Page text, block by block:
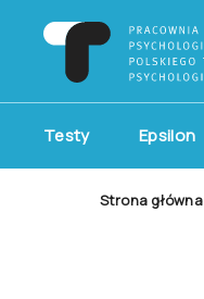
Testy Epsilon
Strona główna